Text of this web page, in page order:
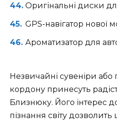
Оригінальні диски
GPS-навігатор нової
Ароматизатор для
Незвичайні сувеніри або
кордону принесуть
Близнюку. Його інтерес
пізнання світу